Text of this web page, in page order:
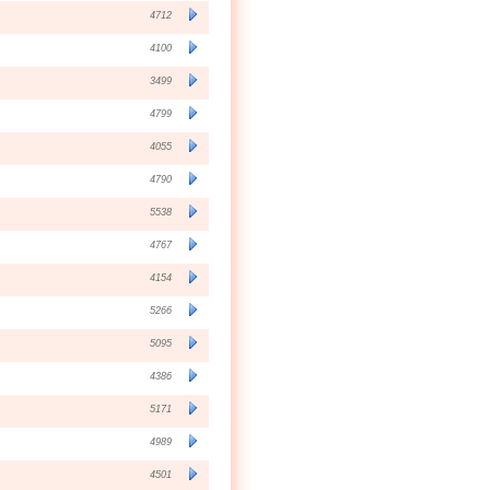
4712
4100
3499
4799
4055
4790
5538
4767
4154
5266
5095
4386
5171
4989
4501